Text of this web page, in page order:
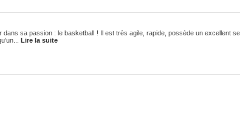
sa passion : le basketball ! Il est très agile, rapide, possède un excellent
Lire la suite